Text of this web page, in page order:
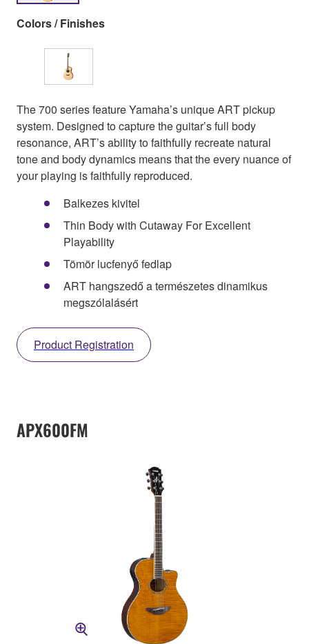
Colors / Finishes
The 700 series feature Yamaha’s unique ART pickup
system. Designed to capture the guitar’s full body
resonance, ART’s ability to faithfully recreate natural
tone and body dynamics means that the every nuance of
your playing is faithfully reproduced.
Balkezes kivitel
Thin Body with Cutaway For Excellent
Playability
Tömör lucfenyő fedlap
ART hangszedő a természetes dinamikus
megszólalásért
Product Registration
APX600FM